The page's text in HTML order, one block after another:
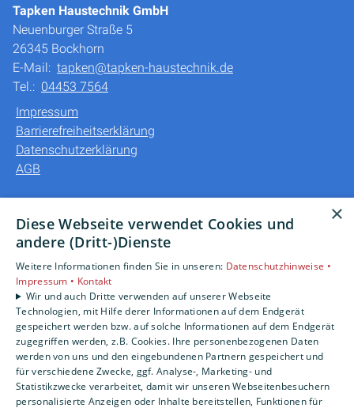
Tapken Haustechnik GmbH
Neuenburger Straße 5
26345 Bockhorn
E-Mail: tapken@tapken-haustechnik.de
Tel.: 04453 7564
Impressum
Barrierefreiheitserklärung
Datenschutzerklärung
AGB
Privatkunden
Gewerbekunden
Karriere
Unternehmen
Kontakt
×
Diese Webseite verwendet Cookies und
andere (Dritt-)Dienste
Weitere Informationen finden Sie in unseren: Datenschutzhinweise •
Impressum • Kontakt
Wir und auch Dritte verwenden auf unserer Webseite
Technologien, mit Hilfe derer Informationen auf dem Endgerät
gespeichert werden bzw. auf solche Informationen auf dem Endgerät
zugegriffen werden, z.B. Cookies. Ihre personenbezogenen Daten
werden von uns und den eingebundenen Partnern gespeichert und
für verschiedene Zwecke, ggf. Analyse-, Marketing- und
Statistikzwecke verarbeitet, damit wir unseren Webseitenbesuchern
personalisierte Anzeigen oder Inhalte bereitstellen, Funktionen für